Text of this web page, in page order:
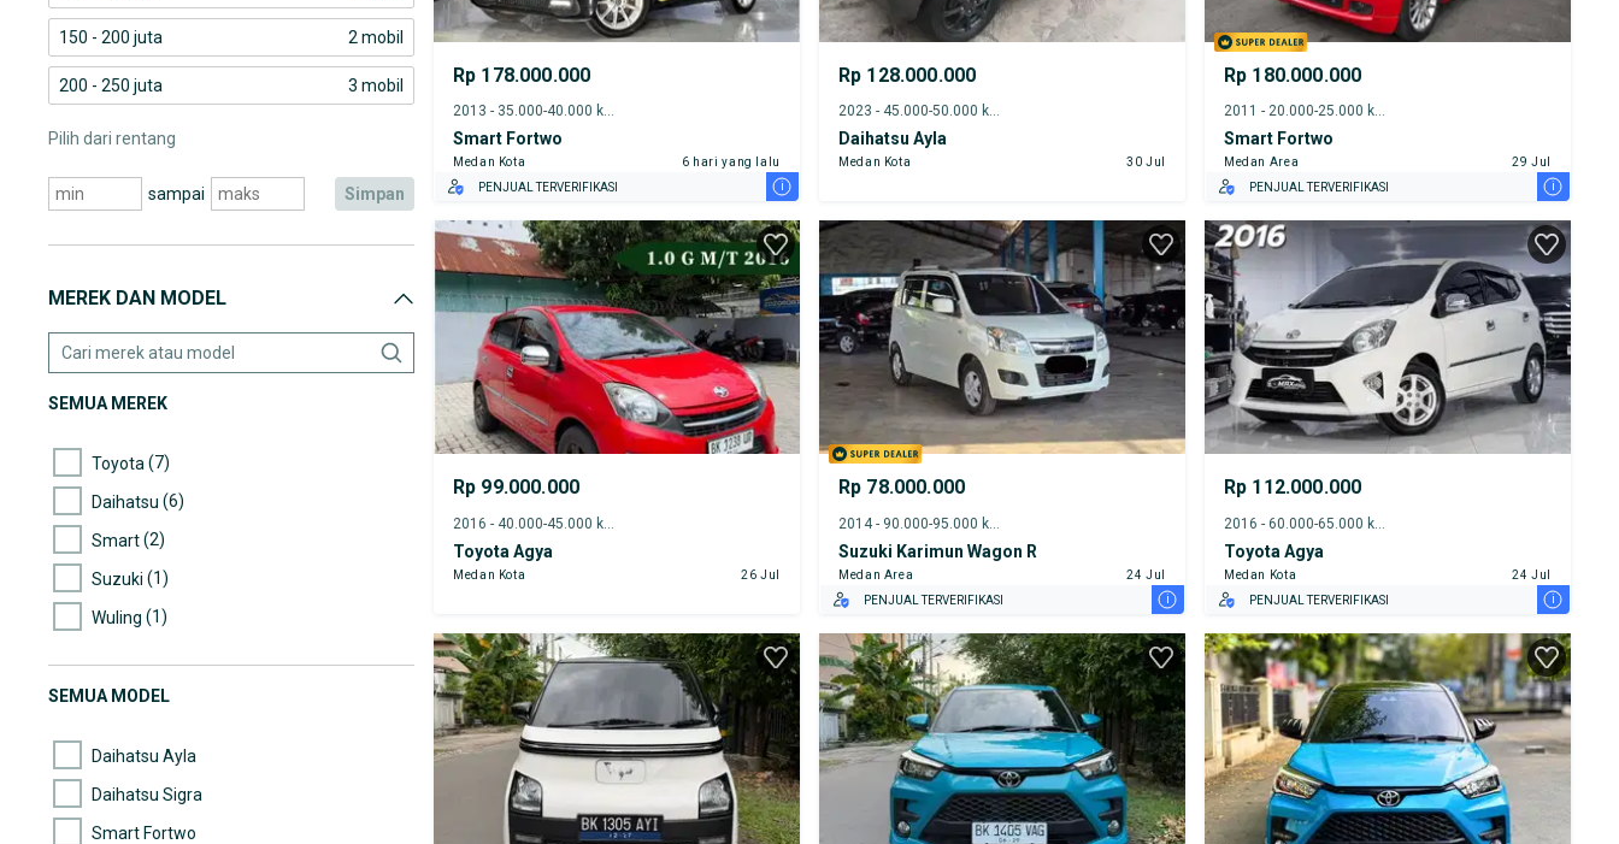
150 - 200 juta 2 mobil
200 - 250 juta 3 mobil
Pilih dari rentang
sampai simpan
MEREK DAN MODEL
SEMUA MEREK
Toyota (7)
Daihatsu (6)
Smart(2)
Suzuki (1)
Wuling (1)
SEMUA MODEL
Daihatsu Ayla
Daihatsu Sigra
Smart Fortwo
Rp 178.000.000
2013 - 35.000-40.000 km
Smart Fortwo
Medan Kota
6 hari yang lalu
PENJUAL TERVERIFIKASI
i
Rp 128.000.000
2023 - 45.000-50.000 km
Daihatsu Ayla
Medan Kota 30 Jul
Rp 180.000.000
2011 - 20.000-25.000 km
Smart Fortwo
Medan Area
29 Jul
PENJUAL TERVERIFIKASI
i
Rp 99.000.000
2016 - 40.000-45.000 km
Toyota Agya
Medan Kota 26 Jul
Rp 78.000.000
2014 - 90.000-95.000 km
Suzuki Karimun Wagon R
Medan Area
24 Jul
PENJUAL TERVERIFIKASI
i
Rp 112.000.000
2016 - 60.000-65.000 km
Toyota Agya
Medan Kota
24 Jul
PENJUAL TERVERIFIKASI
i